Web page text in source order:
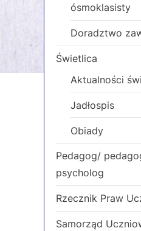
ósmoklasisty
Doradztwo
Świetlica
Aktualności
Jadłospis
Obiady
Pedagog/
psycholog
Rzecznik Praw
Samorząd